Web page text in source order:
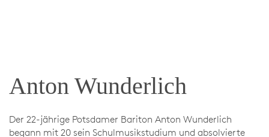
Anton Wunderlich
Der 22-jährige Potsdamer Bariton Anton Wunderlich
begann mit 20 sein Schulmusikstudium und absolvierte